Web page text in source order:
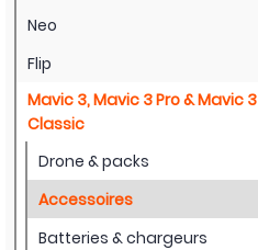
Neo
Flip
Mavic 3, Mavic 3 Pro & Mavic 3
Classic
Drone & packs
Accessoires
Batteries & chargeurs